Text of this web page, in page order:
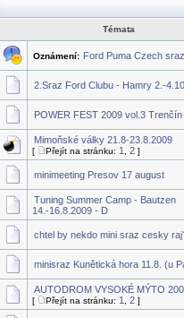
Témata
Oznámení: Ford Puma Czech
2.Sraz Ford Clubu - Hamry 2.-
POWER FEST 2009 vol.3
Mimoňské války 21.8-23.8.2009
[ Přejít na stránku: 1 2 ]
minimeeting Presov 17 august
Tuning Summer Camp - Bautzen
14.-16.8.2009 - D
chtel by nekdo mini sraz cesky
minisraz Kunětická hora 11.8. (u
AUTODROM VYSOKÉ MÝTO
[ Přejít na stránku: 1 2 ]